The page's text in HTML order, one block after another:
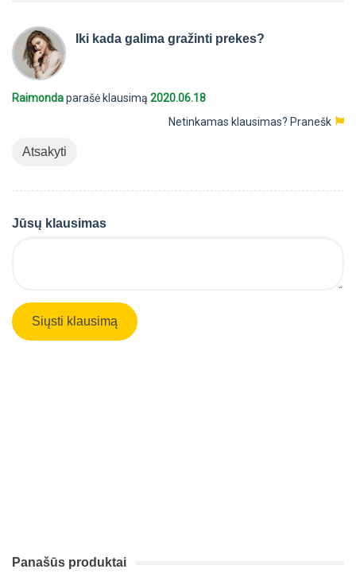
Iki kada galima gražinti prekes?
Raimondaparašė klausimą 2020.06.18
Netinkamas klausimas? Pranešk
Atsakyti
Jūsų klausimas
Panašūs produktai